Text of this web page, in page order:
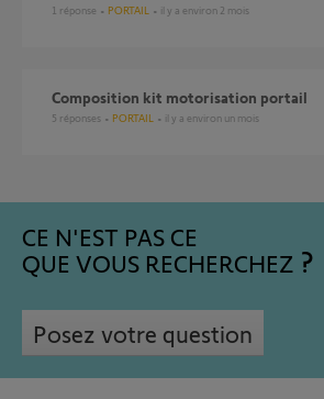
1 réponse PORTAIL il y a environ 2 mois
Composition kit motorisation portail
5 réponses PORTAIL il y a environ un mois
CE N'EST PAS CE
QUE VOUS RECHERCHEZ
Posez votre question